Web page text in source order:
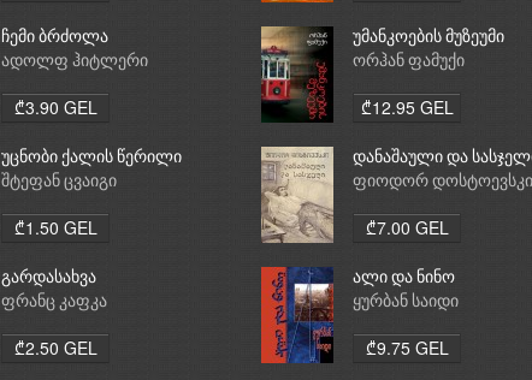
ჩემი ბრძოლა
ადოლფ ჰიტლერი
₾3.90 GEL
უმანკოების მუზეუმი
ორჰან ფამუქი
₾12.95 GEL
უცნობი ქალის წერილი
შტეფან ცვაიგი
₾1.50 GEL
დანაშაული და
ფიოდორ დოსტოევსკი
₾7.00 GEL
გარდასახვა
ფრანც კაფკა
₾2.50 GEL
ალი და ნინო
ყურბან საიდი
₾9.75 GEL